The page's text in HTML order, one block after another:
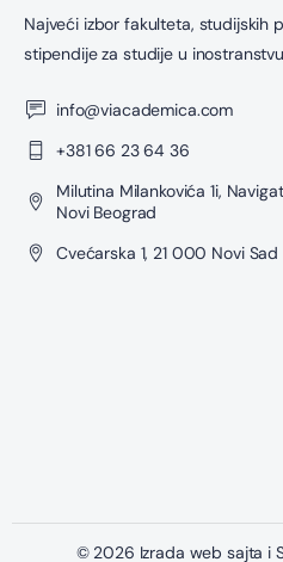
Najveći izbor fakulteta, studijskih
stipendije za studije u
info@viacademica.com
+381 66 23 64 36
Milutina Milankovića 1i,
Novi Beograd
Cvećarska 1, 21 000 Novi Sad
© 2026 Izrada web sajta i